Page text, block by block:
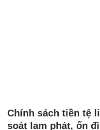
Chính sách tiền tệ
soát lạm phát, ổn